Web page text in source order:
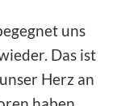
uns
Das ist
Herz an